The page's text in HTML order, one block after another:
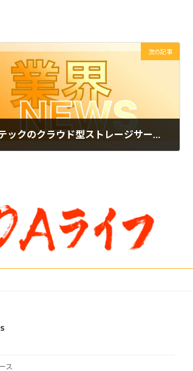
次の記事
東芝テックのクラウド型ストレージサービス「Collastorage」とアイ・オー・データのNAS「LAN DISK」が連携
ス